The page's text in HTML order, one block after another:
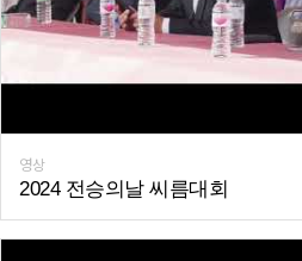
영상
2024 전승의날 씨름대회